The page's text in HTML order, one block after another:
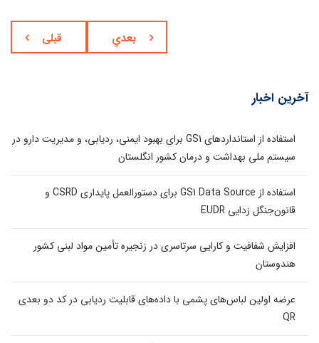
قبلی بعدي
آخرین اخبار
استفاده از استانداردهای GS1 برای بهبود ایمنی، ردیابی، و مدیریت دارو در
سیستم ملی بهداشت و درمان کشور انگلستان
استفاده از GS1 Data Source برای دستورالعمل پایداری CSRD و
قانون‌جنگل زدایی EUDR
افزایش شفافیت و کارایی سرتاسری در زنجیره تأمین مواد لبنی کشور
هندوستان
عرضه اولین لباس‌های پشمی با داده‌های قابلیت ردیابی در کد دو بعدی
QR